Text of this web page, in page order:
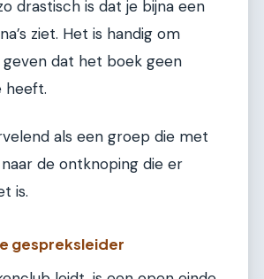
drastisch is dat je bijna een
ziet. Het is handig om
dat het boek geen
heeft.
als een groep die met
de ontknoping die er
is.
gespreksleider